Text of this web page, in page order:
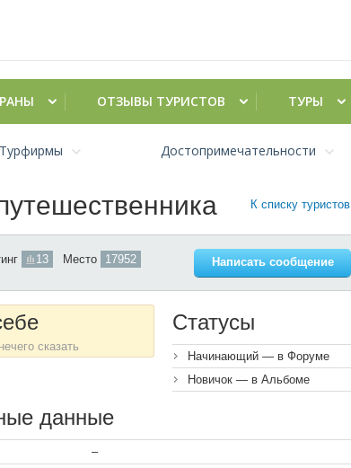
ОТЗЫВЫ ТУРИСТОВ ТУРЫ
Турфирмы Достопримечательности
К списку туристов
13 Место 17952 Написать сообщение
сказать
Статусы
Начинающий — в Форуме
Новичок — в Альбоме
данные
–